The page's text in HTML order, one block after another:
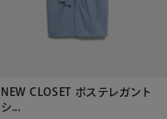
NEW CLOSET ポステレガント
シ...